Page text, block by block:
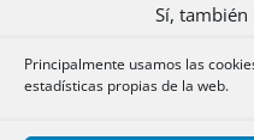
Sí, también
Principalmente usamos las
estadísticas propias de la web.
Se formula al amparo del